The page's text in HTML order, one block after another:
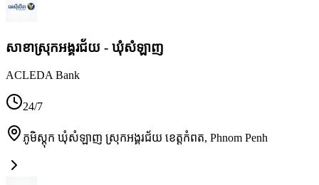
សាខាស្រុកអង្គរជ័យ - ឃុំសំឡាញ
ACLEDA Bank
24/7
ភូមិស្តុក ឃុំសំឡាញ ស្រុកអង្គរជ័យ ខេត្តកំពត, Phnom Penh